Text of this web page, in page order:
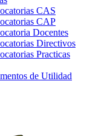
CAS
CAP
Docentes
Directivos
Practicas
de Utilidad